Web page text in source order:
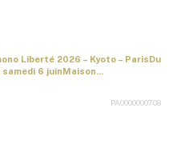
Liberté 2026 – Kyoto – ParisDu
samedi 6 juinMaison...
PA0000000708